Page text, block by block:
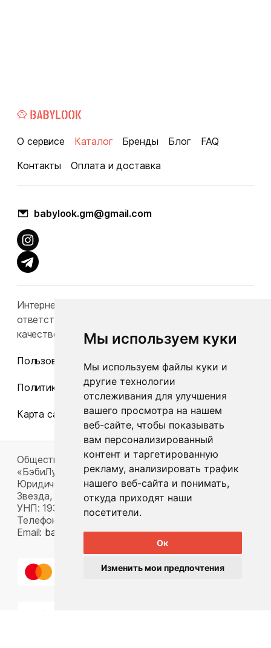
Мы используем куки
Мы используем файлы куки и
другие технологии
отслеживания для улучшения
вашего просмотра на нашем
веб-сайте, чтобы показывать
вам персонализированный
контент и таргетированную
рекламу, анализировать трафик
нашего веб-сайта и понимать,
откуда приходят наши
посетители.
Ок
Изменить мои предпочтения
О сервисе Каталог Бренды Блог
FAQ
Контакты
Оплата и доставка
babylook.gm@gmail.com
Интернет-каталог Babylook.by не несет
ответственность за конечную стоимость и
качество товаров.
Пользовательское соглашение
Политика конфиденциальности
Карта сайта
Общество с ограниченной ответственностью
«БэбиЛук»
Юридический адрес: 220117, г. Минск, пр-т Газеты
Звезда, д. 16, пом. 52
УНП: 193815124
Телефон:
+375 33 392 66 63
Email: babylook.gm@gmail.com.